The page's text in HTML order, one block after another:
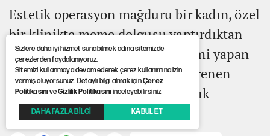
Estetik operasyon mağduru bir kadın, özel
bir klinikte meme dolgusu yaptırdıktan
sonra göğüslerini kaybetti. İşlemi yapan
kişinin diş hekimi olduğunu öğrenen
mağdurun şikayeti üzerine Sağlık
Bakanlığı soruşturma başlattı.
Sizlere daha iyi hizmet sunabilmek adına sitemizde
çerezlerden faydalanıyoruz.
Sitemizi kullanmaya devam ederek çerez kullanımına izin
vermiş oluyorsunuz. Detaylı bilgi almak içinÇerez
PolitikasınıveGizlilik Politikasınıinceleyebilirsiniz
DAHA FAZLA BİLGİ KABUL ET